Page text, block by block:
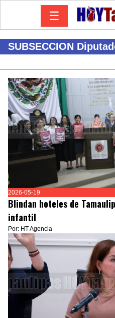
☰
SUBSECCION
2026-05-19
Blindan hoteles de
infantil
Por: HT Agencia